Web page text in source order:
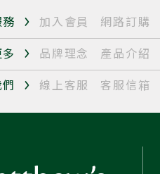
加入會員 網路訂購
品牌理念 產品介紹
線上客服 客服信箱